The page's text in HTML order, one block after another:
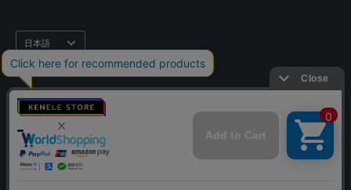
語
日本語
フォローする
© 2026 KENELE STORE